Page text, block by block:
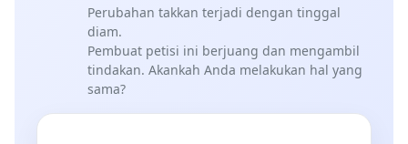
Perubahan takkan terjadi dengan tinggal
diam.
Pembuat petisi ini berjuang dan mengambil
tindakan. Akankah Anda melakukan hal yang
sama?